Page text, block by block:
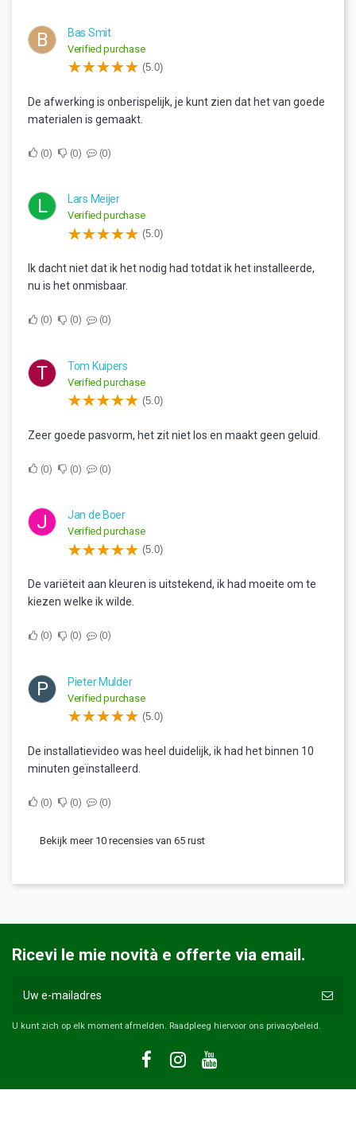
B Bas Smit
Verified purchase
(5.0)
De afwerking is onberispelijk, je kunt zien dat het van goede
materialen is gemaakt.
0 0 0
L Lars Meijer
Verified purchase
(5.0)
Ik dacht niet dat ik het nodig had totdat ik het installeerde,
nu is het onmisbaar.
0 0 0
T Tom Kuipers
Verified purchase
(5.0)
Zeer goede pasvorm, het zit niet los en maakt geen geluid.
0 0 0
J Jan de Boer
Verified purchase
(5.0)
De variëteit aan kleuren is uitstekend, ik had moeite om te
kiezen welke ik wilde.
0 0 0
P Pieter Mulder
Verified purchase
(5.0)
De installatievideo was heel duidelijk, ik had het binnen 10
minuten geïnstalleerd.
0 0 0
Bekijk meer 10 recensies van 65 rust
Ricevi le mie novità e offerte via email.
U kunt zich op elk moment afmelden. Raadpleeg hiervoor ons privacybeleid.